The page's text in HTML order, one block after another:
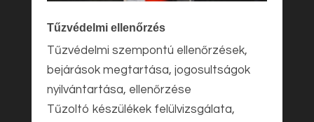
Tűzvédelmi ellenőrzés
Tűzvédelmi szempontú ellenőrzések,
bejárások megtartása, jogosultságok
nyilvántartása, ellenőrzése
Tűzoltó készülékek felülvizsgálata,